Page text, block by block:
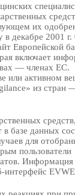
их
декабре 2001 г.
Европейской
включает
— членах ЕС.
или активном
из стран
средств,
базе данных
для
пользователи
Информация
интерфейс